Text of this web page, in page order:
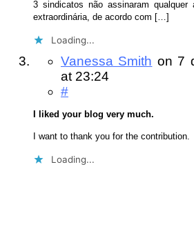
3 sindicatos não assinaram qualquer
extraordinária, de acordo com […]
Loading...
Vanessa Smith on 7
at 23:24
#
I liked your blog very much.
I want to thank you for the contribution.
Loading...